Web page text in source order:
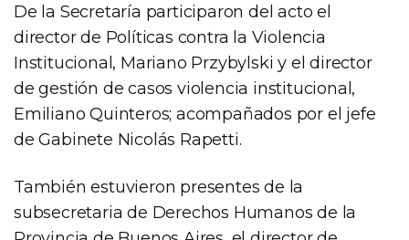
De la Secretaría participaron del acto el
director de Políticas contra la Violencia
Institucional, Mariano Przybylski y el director
de gestión de casos violencia institucional,
Emiliano Quinteros; acompañados por el jefe
de Gabinete Nicolás Rapetti.
También estuvieron presentes de la
subsecretaria de Derechos Humanos de la